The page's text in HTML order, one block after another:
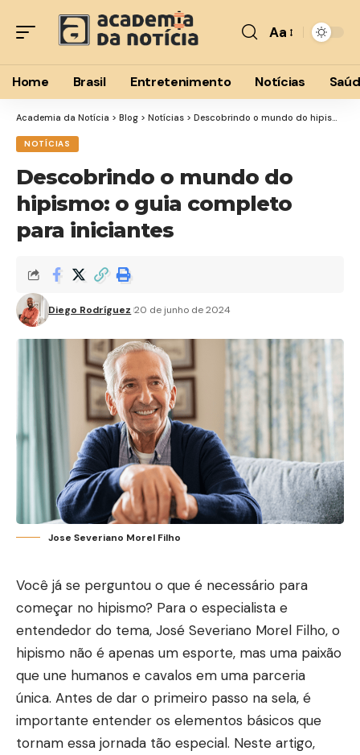
Font
Resizer
Aa
Home Brasil Entretenimento Notícias
Academia da Notícia > Blog > Notícias > Descobrindo o mundo do hipismo: o guia completo para iniciantes
NOTÍCIAS
Descobrindo o mundo do
hipismo: o guia completo
para iniciantes
Diego Rodríguez 20 de junho de 2024
Jose Severiano Morel Filho
Você já se perguntou o que é necessário para
começar no hipismo? Para o especialista e
entendedor do tema, José Severiano Morel Filho, o
hipismo não é apenas um esporte, mas uma paixão
que une humanos e cavalos em uma parceria
única. Antes de dar o primeiro passo na sela, é
importante entender os elementos básicos que
tornam essa jornada tão especial. Neste artigo,